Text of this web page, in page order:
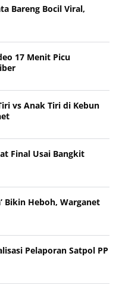
Bareng Bocil Viral,
17 Menit Picu
vs Anak Tiri di Kebun
Final Usai Bangkit
Bikin Heboh, Warganet
Pelaporan Satpol PP